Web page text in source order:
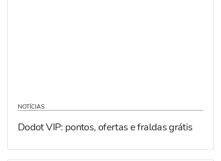
NOTÍCIAS
Dodot VIP: pontos, ofertas e fraldas grátis